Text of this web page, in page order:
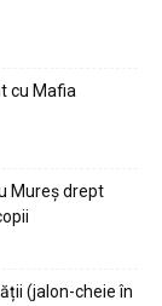
cu Mafia
Mureș drept
(jalon-cheie în